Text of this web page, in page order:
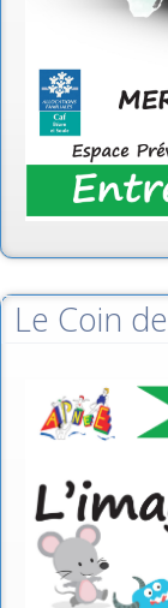
Le Coin